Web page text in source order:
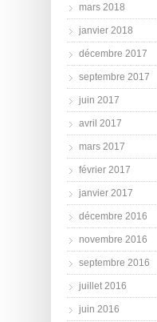
mars 2018
janvier 2018
décembre 2017
septembre 2017
juin 2017
avril 2017
mars 2017
février 2017
janvier 2017
décembre 2016
novembre 2016
septembre 2016
juillet 2016
juin 2016